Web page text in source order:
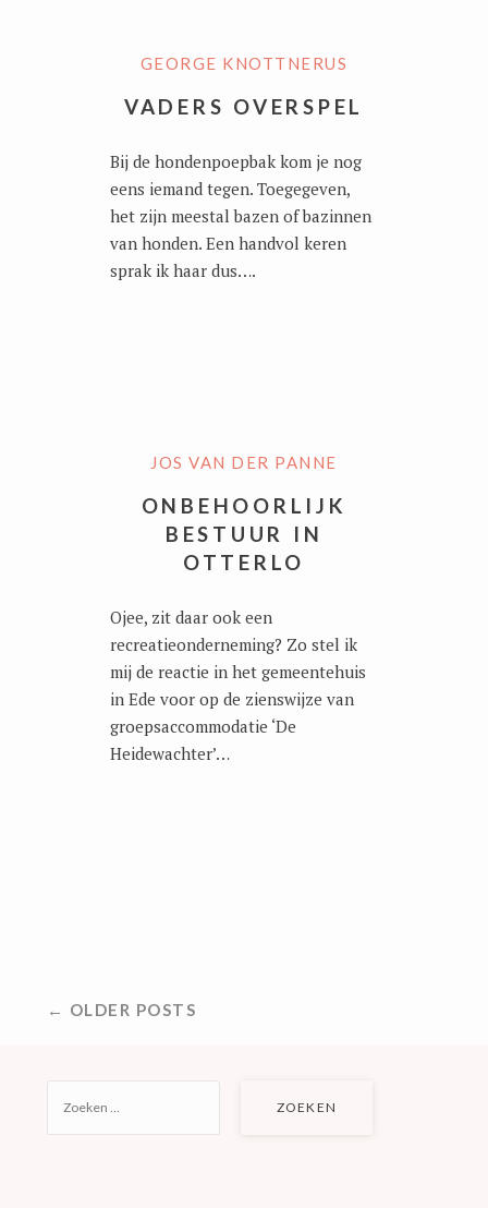
GEORGE KNOTTNERUS
VADERS OVERSPEL
Bij de hondenpoepbak kom je nog
eens iemand tegen. Toegegeven,
het zijn meestal bazen of bazinnen
van honden. Een handvol keren
sprak ik haar dus….
JOS VAN DER PANNE
ONBEHOORLIJK
BESTUUR IN
OTTERLO
Ojee, zit daar ook een
recreatieonderneming? Zo stel ik
mij de reactie in het gemeentehuis
in Ede voor op de zienswijze van
groepsaccommodatie ‘De
Heidewachter’…
BERICHTNAVIGATIE
← OLDER POSTS
NAAR: